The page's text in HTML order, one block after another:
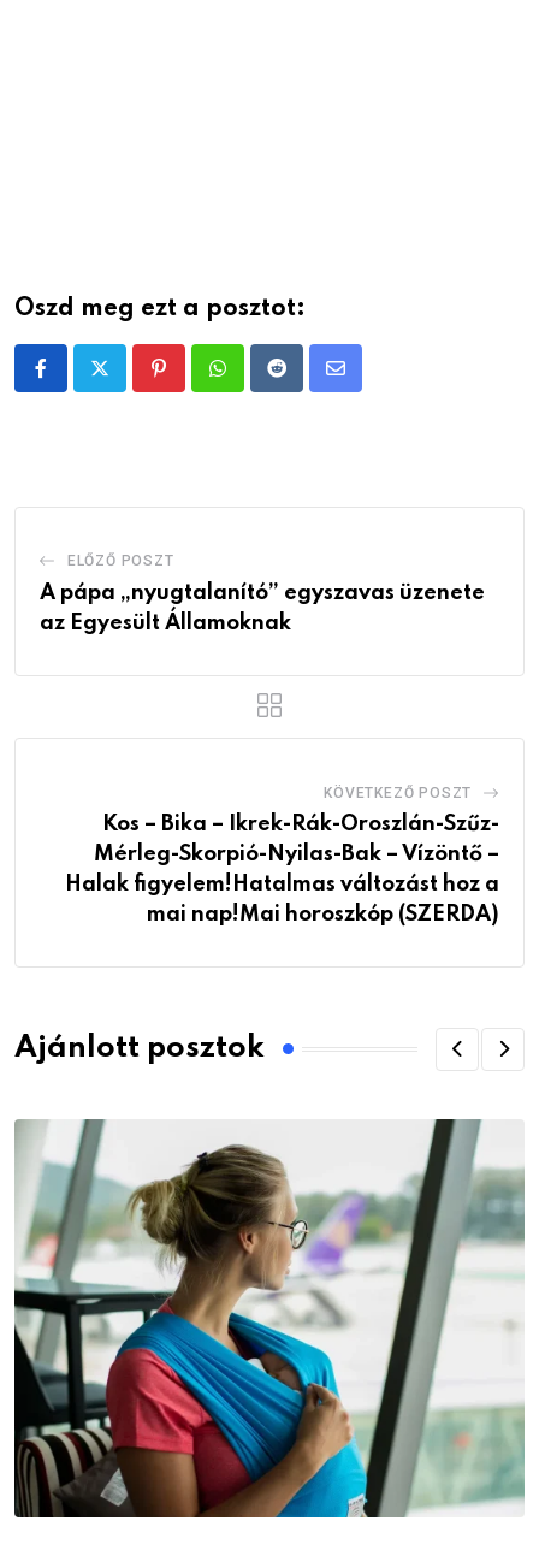
Oszd meg ezt a posztot:
PinterestWhatsappRedditShare
ELŐZŐ POSZT
A pápa „nyugtalanító” egyszavas üzenete
az Egyesült Államoknak
KÖVETKEZŐ POSZT
Kos – Bika – Ikrek-Rák-Oroszlán-Szűz-
Mérleg-Skorpió-Nyilas-Bak – Vízöntő –
Halak figyelem!Hatalmas változást hoz a
mai nap!Mai horoszkóp (SZERDA)
Ajánlott posztok